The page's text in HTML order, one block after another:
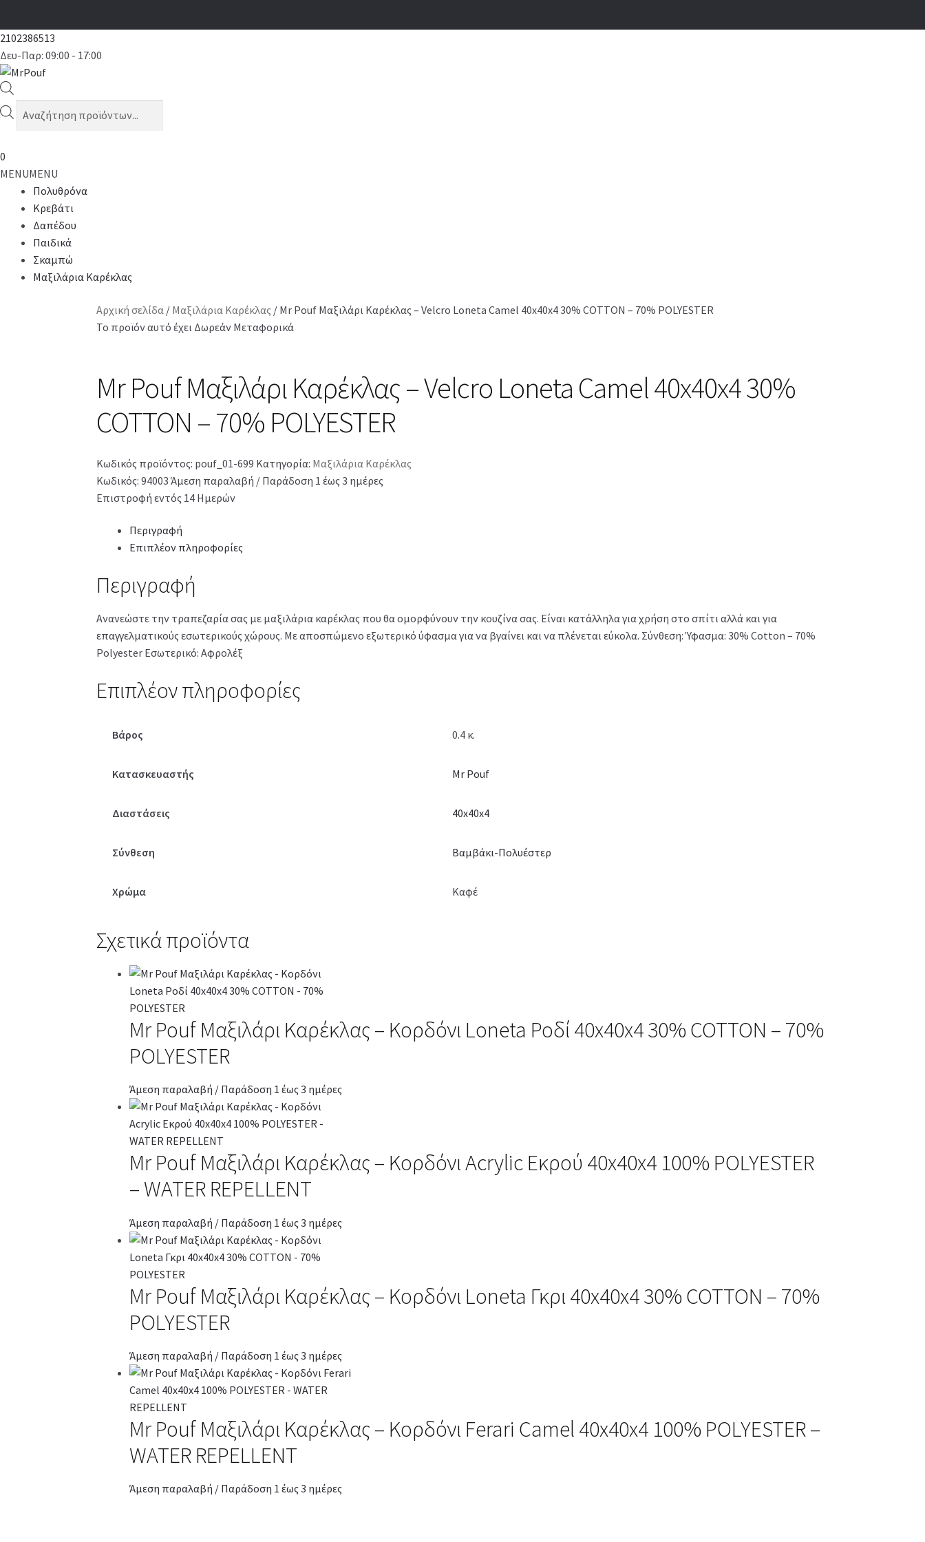
2102386513
Δευ-Παρ: 09:00 - 17:00
Products
search
0
MENUMENU
Πολυθρόνα
Κρεβάτι
Δαπέδου
Παιδικά
Σκαμπώ
Μαξιλάρια Καρέκλας
Αρχική σελίδα / Μαξιλάρια Καρέκλας / Mr Pouf Μαξιλάρι Καρέκλας – Velcro Loneta Camel 40x40x4 30% COTTON – 70% POLYESTER
Το προϊόν αυτό έχει Δωρεάν Μεταφορικά
Mr Pouf Μαξιλάρι Καρέκλας – Velcro Loneta Camel 40x40x4 30%
COTTON – 70% POLYESTER
Κωδικός προϊόντος: pouf_01-699 Κατηγορία: Μαξιλάρια Καρέκλας
Κωδικός: 94003 Άμεση παραλαβή / Παράδοση 1 έως 3 ημέρες
Επιστροφή εντός 14 Ημερών
Περιγραφή
Επιπλέον πληροφορίες
Περιγραφή
Ανανεώστε την τραπεζαρία σας με μαξιλάρια καρέκλας που θα ομορφύνουν την κουζίνα σας. Είναι κατάλληλα για χρήση στο σπίτι αλλά και για
επαγγελματικούς εσωτερικούς χώρους. Με αποσπώμενο εξωτερικό ύφασμα για να βγαίνει και να πλένεται εύκολα. Σύνθεση: Ύφασμα: 30% Cotton – 70%
Polyester Εσωτερικό: Αφρολέξ
Επιπλέον πληροφορίες
Βάρος 0.4 κ.
Κατασκευαστής Mr Pouf
Διαστάσεις 40x40x4
Σύνθεση Βαμβάκι-Πολυέστερ
Χρώμα Καφέ
Σχετικά προϊόντα
Mr Pouf Μαξιλάρι Καρέκλας – Κορδόνι Loneta Ροδί 40x40x4 30% COTTON – 70%
POLYESTER
Άμεση παραλαβή / Παράδοση 1 έως 3 ημέρες
Mr Pouf Μαξιλάρι Καρέκλας – Κορδόνι Acrylic Εκρού 40x40x4 100% POLYESTER
– WATER REPELLENT
Άμεση παραλαβή / Παράδοση 1 έως 3 ημέρες
Mr Pouf Μαξιλάρι Καρέκλας – Κορδόνι Loneta Γκρι 40x40x4 30% COTTON – 70%
POLYESTER
Άμεση παραλαβή / Παράδοση 1 έως 3 ημέρες
Mr Pouf Μαξιλάρι Καρέκλας – Κορδόνι Ferari Camel 40x40x4 100% POLYESTER –
WATER REPELLENT
Άμεση παραλαβή / Παράδοση 1 έως 3 ημέρες